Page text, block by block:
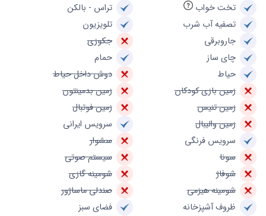
تخت خواب
تراس - بالکن
تصفیه آب شرب
تلویزیون
جاروبرقی
جکوزی
چای ساز
حمام
حیاط
دوش داخل حیاط
زمین بازی کودکان
زمین بدمینتون
زمین تنیس
زمین فوتبال
زمین والیبال
سرویس ایرانی
سرویس فرنگی
سشوار
سونا
سیستم صوتی
شوفاژ
شومینه گازی
شومینه هیزمی
صندلی ماساژور
ظروف آشپزخانه
فضای سبز